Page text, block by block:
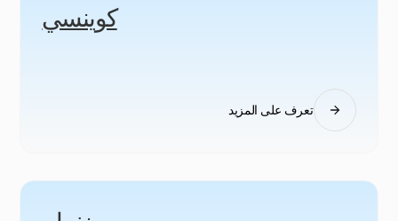
كوينسي
تعرف على المزيد